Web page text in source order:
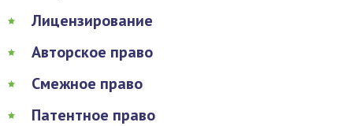
Лицензирование
Авторское право
Смежное право
Патентное право